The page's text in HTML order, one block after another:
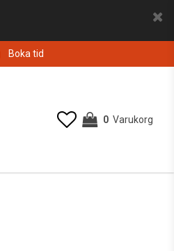
Boka tid
0 Varukorg